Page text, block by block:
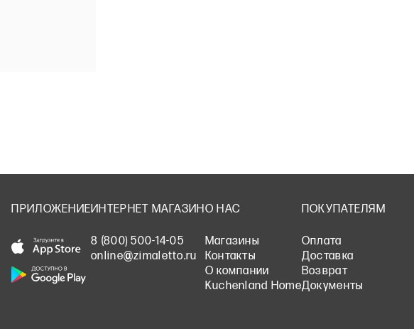
ПРИЛОЖЕНИЕИНТЕРНЕТ МАГАЗИН
8 (800) 500-14-05
online@zimaletto.ru
О НАС
Магазины
Контакты
О компании
Kuchenland Home
ПОКУПАТЕЛЯМ
Оплата
Доставка
Возврат
Документы